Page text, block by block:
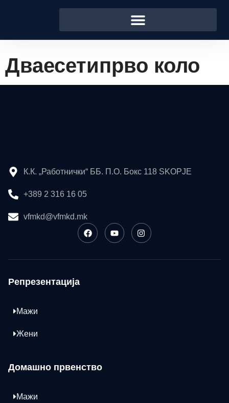
Дваесетипрво коло
К.К. „Работнички“ ББ. П.О. Бокс 118 SKOPJE
+389 2 316 16 05
vfmkd@vfmkd.mk
Репрезентација
Мажи
Жени
Домашно првенство
Мажи